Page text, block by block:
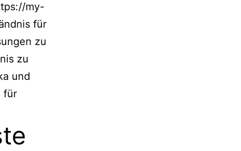
my-
für
zu
zu
und
für